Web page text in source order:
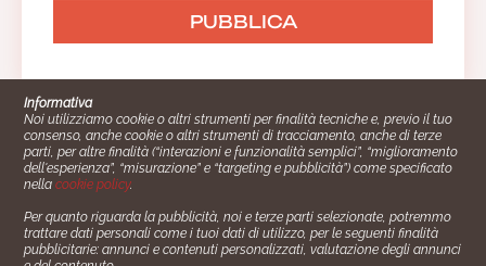
Cucinare.it è un marchio commerciale di Impiego24.it s.r.l.
Informativa
Noi utilizziamo cookie o altri strumenti per finalità tecniche e, previo il tuo
consenso, anche cookie o altri strumenti di tracciamento, anche di terze
parti, per altre finalità (“interazioni e funzionalità semplici”, “miglioramento
dell'esperienza”, “misurazione” e “targeting e pubblicità”) come specificato
nellacookie policy.
Per quanto riguarda la pubblicità, noi e terze parti selezionate, potremmo
trattare dati personali come i tuoi dati di utilizzo, per le seguenti finalità
pubblicitarie: annunci e contenuti personalizzati, valutazione degli annunci